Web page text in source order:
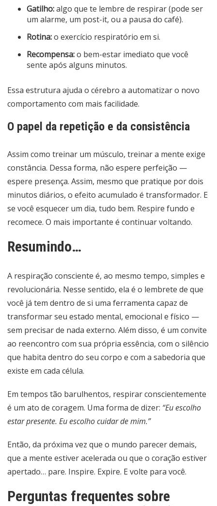
Gatilho:algo que te lembre de respirar (pode ser
um alarme, um post-it, ou a pausa do café).
Rotina:o exercício respiratório em si.
Recompensa:o bem-estar imediato que você
sente após alguns minutos.
Essa estrutura ajuda o cérebro a automatizar o novo
comportamento com mais facilidade.
O papel da repetição e da consistência
Assim como treinar um músculo, treinar a mente exige
constância. Dessa forma, não espere perfeição —
espere presença. Assim, mesmo que pratique por dois
minutos diários, o efeito acumulado é transformador. E
se você esquecer um dia, tudo bem. Respire fundo e
recomece. O mais importante é continuar voltando.
Resumindo…
A respiração consciente é, ao mesmo tempo, simples e
revolucionária. Nesse sentido, ela é o lembrete de que
você já tem dentro de si uma ferramenta capaz de
transformar seu estado mental, emocional e físico —
sem precisar de nada externo. Além disso, é um convite
ao reencontro com sua própria essência, com o silêncio
que habita dentro do seu corpo e com a sabedoria que
existe em cada célula.
Em tempos tão barulhentos, respirar conscientemente
é um ato de coragem. Uma forma de dizer: “Eu escolho
estar presente. Eu escolho cuidar de mim.”
Então, da próxima vez que o mundo parecer demais,
que a mente estiver acelerada ou que o coração estiver
apertado… pare. Inspire. Expire. E volte para você.
Perguntas frequentes sobre